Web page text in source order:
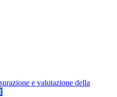
e valutazione della